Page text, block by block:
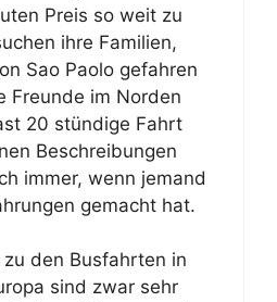
Preis so weit zu
ihre Familien,
Sao Paolo gefahren
Freunde im Norden
20 stündige Fahrt
Beschreibungen
immer, wenn jemand
gemacht hat.
den Busfahrten in
sind zwar sehr